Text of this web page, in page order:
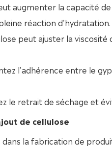
augmenter la capacité
réaction d'hydratation.
peut ajuster la
l'adhérence entre le
le retrait de séchage et
de cellulose
la fabrication de